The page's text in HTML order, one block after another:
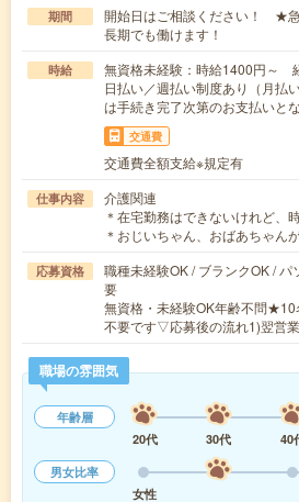
期間
開始日はご相談ください！ ★
長期でも働けます！
時給
無資格未経験：時給1400円～
日払い／週払い制度あり（月払
は手続き完了次第のお支払いとな
交通費
交通費全額支給※規定有
仕事内容
介護関連
＊在宅勤務はできないけれど、
＊おじいちゃん、おばあちゃん
応募資格
職種未経験OK / ブランクOK /
要
無資格・未経験OK年齢不問
不要です▽応募後の流れ1)翌営
職場の雰囲気
年齢層
20代
30代 40
男女比率
女性